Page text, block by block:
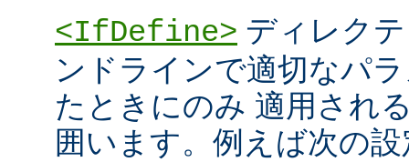
<IfDefine> ディレク
ンドラインで適切なパ
たときにのみ 適用され
囲います。例えば次の